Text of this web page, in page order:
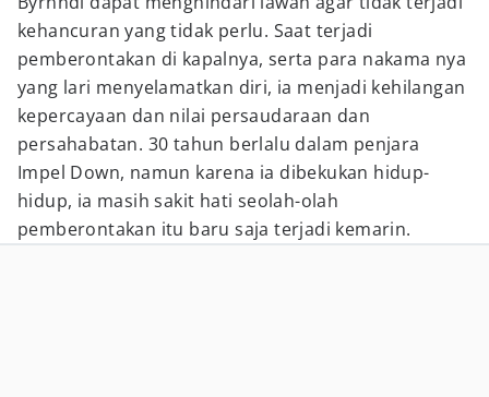
kehancuran yang tidak perlu. Saat terjadi
pemberontakan di kapalnya, serta para nakama nya
yang lari menyelamatkan diri, ia menjadi kehilangan
kepercayaan dan nilai persaudaraan dan
persahabatan. 30 tahun berlalu dalam penjara
Impel Down, namun karena ia dibekukan hidup-
hidup, ia masih sakit hati seolah-olah
pemberontakan itu baru saja terjadi kemarin.